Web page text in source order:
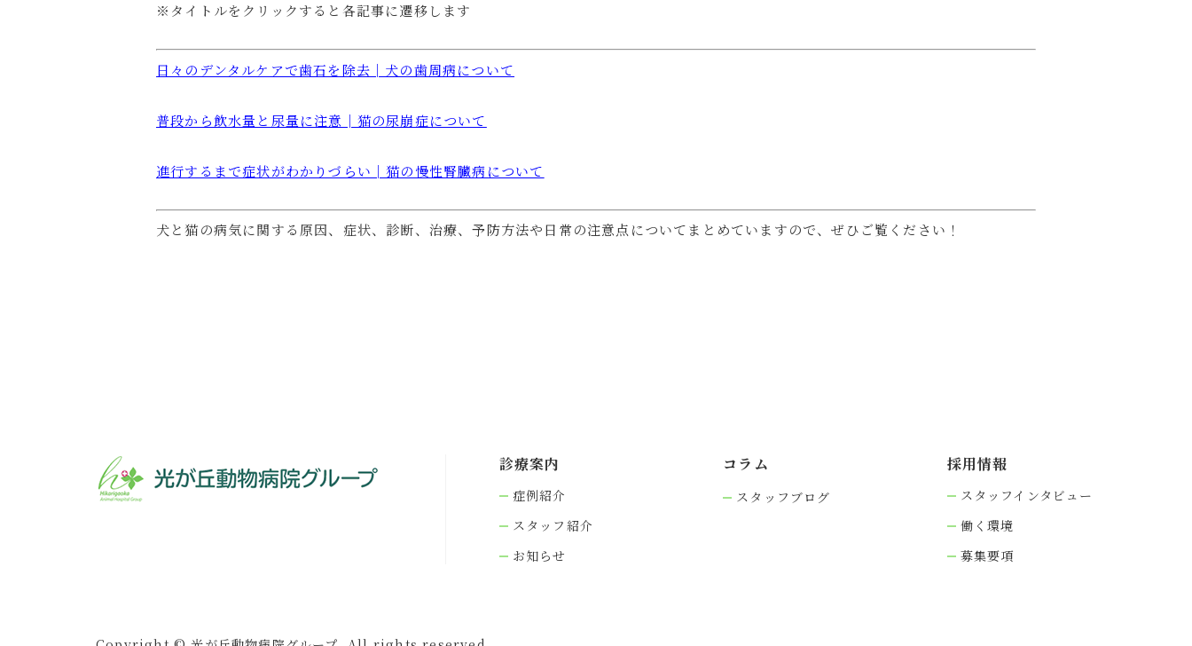
※タイトルをクリックすると各記事に遷移します
日々のデンタルケアで歯石を除去│犬の歯周病について
普段から飲水量と尿量に注意│猫の尿崩症について
進行するまで症状がわかりづらい│猫の慢性腎臓病について
犬と猫の病気に関する原因、症状、診断、治療、予防方法や日常の注意点についてまとめていますので、ぜひご覧ください！
診療案内
症例紹介
スタッフ紹介
お知らせ
コラム
スタッフブログ
採⽤情報
スタッフインタビュー
働く環境
募集要項